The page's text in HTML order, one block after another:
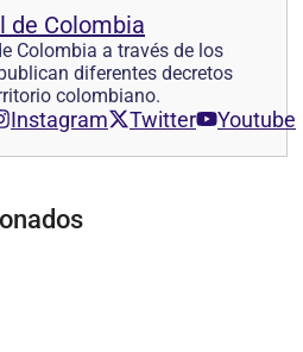
de Colombia
Colombia a través de los
diferentes decretos
colombiano.
Instagram Twitter Youtube